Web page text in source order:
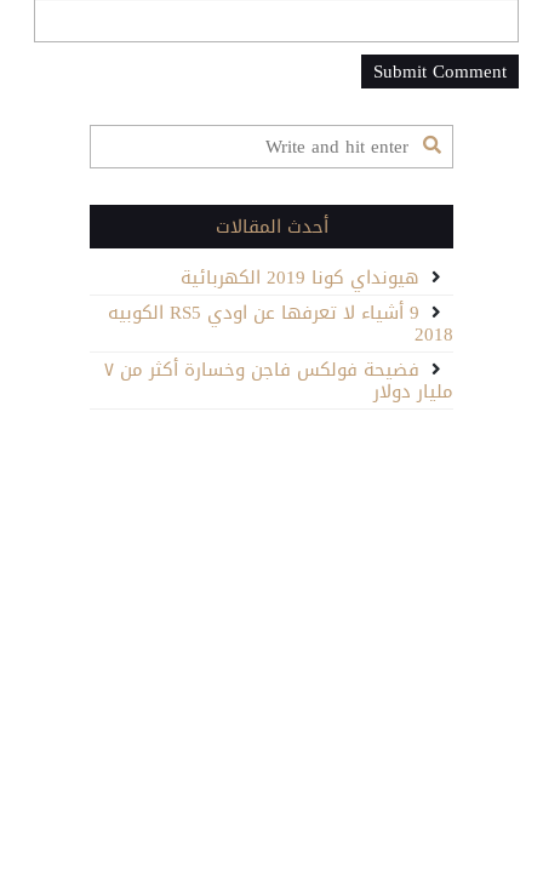
أحدث المقالات
هيونداي كونا 2019 الكهربائية
9 أشياء لا تعرفها عن اودي RS5 الكوبيه
2018
فضيحة فولكس فاجن وخسارة أكثر من ٧
مليار دولار